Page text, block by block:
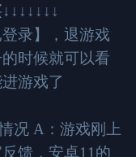
录】，退游戏
时候就可以看
游戏了
况 A：游戏刚上
馈，安卓11的